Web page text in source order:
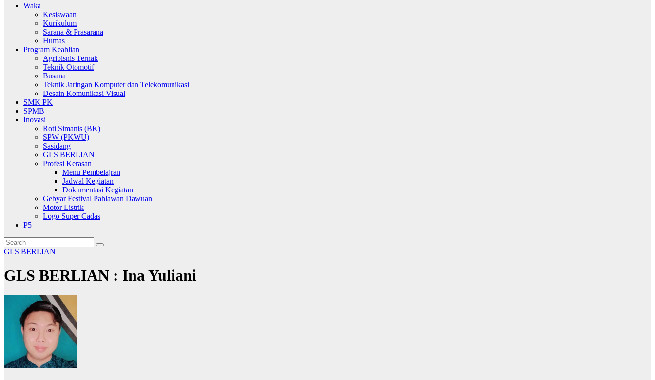
Waka
Kesiswaan
Kurikulum
Sarana & Prasarana
Humas
Program Keahlian
Agribisnis Ternak
Teknik Otomotif
Busana
Teknik Jaringan Komputer dan Telekomunikasi
Desain Komunikasi Visual
SMK PK
SPMB
Inovasi
Roti Simanis (BK)
SPW (PKWU)
Sasidang
GLS BERLIAN
Profesi Kerasan
Menu Pembelajran
Jadwal Kegiatan
Dokumentasi Kegiatan
Gebyar Festival Pahlawan Dawuan
Motor Listrik
Logo Super Cadas
P5
GLS BERLIAN
GLS BERLIAN : Ina Yuliani